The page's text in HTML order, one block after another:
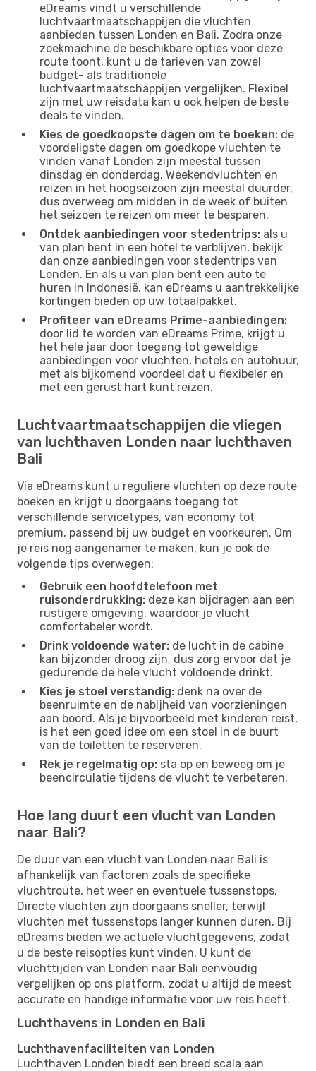
eDreams vindt u verschillende
luchtvaartmaatschappijen die vluchten
aanbieden tussen Londen en Bali. Zodra onze
zoekmachine de beschikbare opties voor deze
route toont, kunt u de tarieven van zowel
budget- als traditionele
luchtvaartmaatschappijen vergelijken. Flexibel
zijn met uw reisdata kan u ook helpen de beste
deals te vinden.
Kies de goedkoopste dagen om te boeken: de
voordeligste dagen om goedkope vluchten te
vinden vanaf Londen zijn meestal tussen
dinsdag en donderdag. Weekendvluchten en
reizen in het hoogseizoen zijn meestal duurder,
dus overweeg om midden in de week of buiten
het seizoen te reizen om meer te besparen.
Ontdek aanbiedingen voor stedentrips: als u
van plan bent in een hotel te verblijven, bekijk
dan onze aanbiedingen voor stedentrips van
Londen. En als u van plan bent een auto te
huren in Indonesië, kan eDreams u aantrekkelijke
kortingen bieden op uw totaalpakket.
Profiteer van eDreams Prime-aanbiedingen:
door lid te worden van eDreams Prime, krijgt u
het hele jaar door toegang tot geweldige
aanbiedingen voor vluchten, hotels en autohuur,
met als bijkomend voordeel dat u flexibeler en
met een gerust hart kunt reizen.
Luchtvaartmaatschappijen die vliegen
van luchthaven Londen naar luchthaven
Bali
Via eDreams kunt u reguliere vluchten op deze route
boeken en krijgt u doorgaans toegang tot
verschillende servicetypes, van economy tot
premium, passend bij uw budget en voorkeuren. Om
je reis nog aangenamer te maken, kun je ook de
volgende tips overwegen:
Gebruik een hoofdtelefoon met
ruisonderdrukking: deze kan bijdragen aan een
rustigere omgeving, waardoor je vlucht
comfortabeler wordt.
Drink voldoende water: de lucht in de cabine
kan bijzonder droog zijn, dus zorg ervoor dat je
gedurende de hele vlucht voldoende drinkt.
Kies je stoel verstandig: denk na over de
beenruimte en de nabijheid van voorzieningen
aan boord. Als je bijvoorbeeld met kinderen reist,
is het een goed idee om een ​​stoel in de buurt
van de toiletten te reserveren.
Rek je regelmatig op: sta op en beweeg om je
beencirculatie tijdens de vlucht te verbeteren.
Hoe lang duurt een vlucht van Londen
naar Bali?
De duur van een vlucht van Londen naar Bali is
afhankelijk van factoren zoals de specifieke
vluchtroute, het weer en eventuele tussenstops.
Directe vluchten zijn doorgaans sneller, terwijl
vluchten met tussenstops langer kunnen duren. Bij
eDreams bieden we actuele vluchtgegevens, zodat
u de beste reisopties kunt vinden. U kunt de
vluchttijden van Londen naar Bali eenvoudig
vergelijken op ons platform, zodat u altijd de meest
accurate en handige informatie voor uw reis heeft.
Luchthavens in Londen en Bali
Luchthavenfaciliteiten van Londen
Luchthaven Londen biedt een breed scala aan